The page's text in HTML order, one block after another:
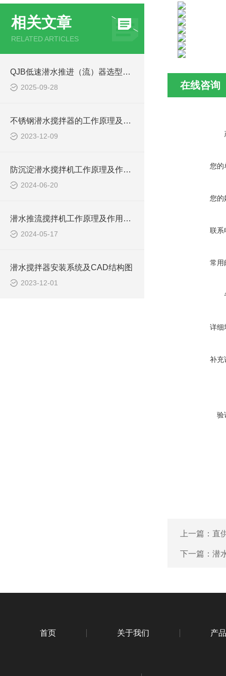
相关文章
RELATED ARTICLES
QJB低速潜水推进（流）器选型关键考量因素
2025-09-28
不锈钢潜水搅拌器的工作原理及作用特点、结构图
2023-12-09
防沉淀潜水搅拌机工作原理及作用特点、安装图、CAD结构图
2024-06-20
潜水推流搅拌机工作原理及作用特点、安装图、CAD结构图
2024-05-17
潜水搅拌器安装系统及CAD结构图
2023-12-01
在线咨询
您的
您的
联系
常用
详细
补充
验
上一篇： 直
下一篇： 潜
首页 关于我们 产